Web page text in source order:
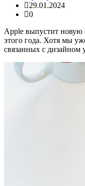
29.01.2024
0
Apple выпустит новую
этого года. Хотя мы
связанных с